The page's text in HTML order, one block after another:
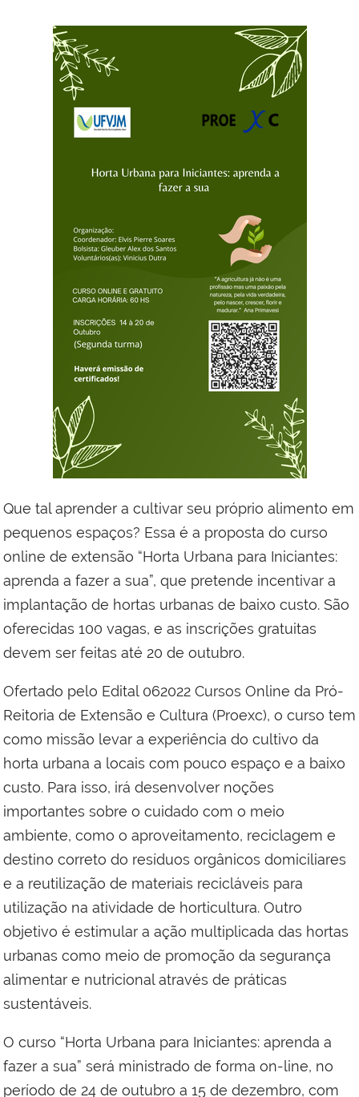
Que tal aprender a cultivar seu próprio alimento em
pequenos espaços? Essa é a proposta do curso
online de extensão “Horta Urbana para Iniciantes:
aprenda a fazer a sua”, que pretende incentivar a
implantação de hortas urbanas de baixo custo. São
oferecidas 100 vagas, e as inscrições gratuitas
devem ser feitas até 20 de outubro.
Ofertado pelo Edital 062022 Cursos Online da Pró-
Reitoria de Extensão e Cultura (Proexc), o curso tem
como missão levar a experiência do cultivo da
horta urbana a locais com pouco espaço e a baixo
custo. Para isso, irá desenvolver noções
importantes sobre o cuidado com o meio
ambiente, como o aproveitamento, reciclagem e
destino correto do resíduos orgânicos domiciliares
e a reutilização de materiais recicláveis para
utilização na atividade de horticultura. Outro
objetivo é estimular a ação multiplicada das hortas
urbanas como meio de promoção da segurança
alimentar e nutricional através de práticas
sustentáveis.
O curso “Horta Urbana para Iniciantes: aprenda a
fazer a sua” será ministrado de forma on-line, no
período de 24 de outubro a 15 de dezembro, com